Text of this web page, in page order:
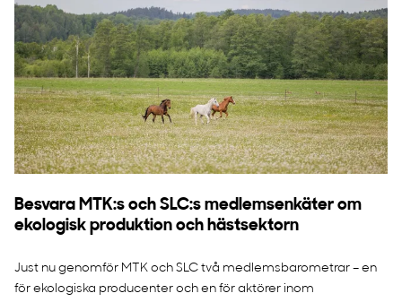
Besvara MTK:s och SLC:s medlemsenkäter om
ekologisk produktion och hästsektorn
Just nu genomför MTK och SLC två medlemsbarometrar – en
för ekologiska producenter och en för aktörer inom